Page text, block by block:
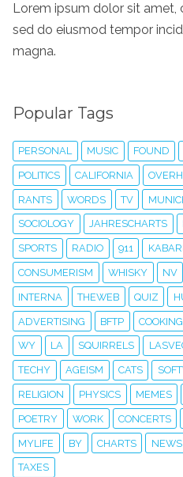
Lorem ipsum dolor sit amet,
sed do eiusmod tempor
magna.
Popular Tags
PERSONAL MUSIC FOUND
POLITICS CALIFORNIA
RANTS WORDS TV
SOCIOLOGY JAHRESCHARTS
SPORTS RADIO 911
CONSUMERISM WHISKY NV
INTERNA THEWEB QUIZ
ADVERTISING BFTP COOKING
WY LA SQUIRRELS
TECHY AGEISM CATS
RELIGION PHYSICS MEMES
POETRY WORK CONCERTS
MYLIFE BY CHARTS NEWS
TAXES